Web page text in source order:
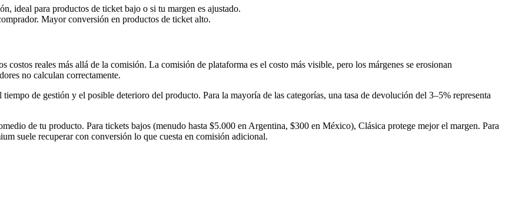
ideal para productos de ticket bajo o si tu margen es ajustado.
Mayor conversión en productos de ticket alto.
reales más allá de la comisión. La comisión de plataforma es el costo más visible, pero los márgenes se erosionan
no calculan correctamente.
de gestión y el posible deterioro del producto. Para la mayoría de las categorías, una tasa de devolución del 3–5% representa
de tu producto. Para tickets bajos (menudo hasta $5.000 en Argentina, $300 en México), Clásica protege mejor el margen. Para
suele recuperar con conversión lo que cuesta en comisión adicional.